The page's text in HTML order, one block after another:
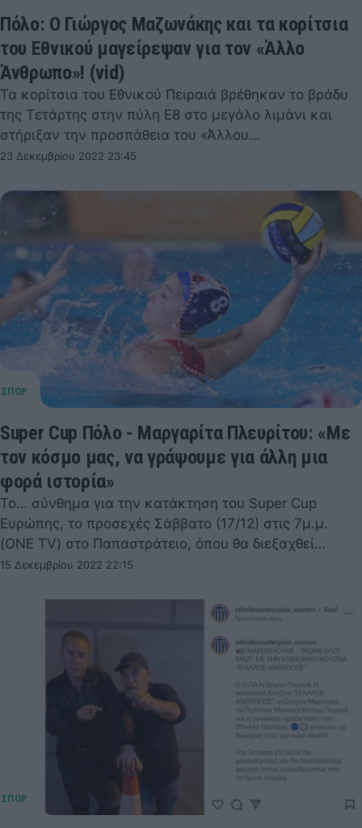
Πόλο: Ο Γιώργος Μαζωνάκης και τα κορίτσια
του Εθνικού μαγείρεψαν για τον «Άλλο
Άνθρωπο»! (vid)
Τα κορίτσια του Εθνικού Πειραιά βρέθηκαν το βράδυ
της Τετάρτης στην πύλη Ε8 στο μεγάλο λιμάνι και
στήριξαν την προσπάθεια του «Άλλου…
23 Δεκεμβρίου 2022 23:45
Super Cup Πόλο - Μαργαρίτα Πλευρίτου: «Με
τον κόσμο μας, να γράψουμε για άλλη μια
φορά ιστορία»
Το… σύνθημα για την κατάκτηση του Super Cup
Ευρώπης, το προσεχές Σάββατο (17/12) στις 7μ.μ.
(ONE TV) στο Παπαστράτειο, όπου θα διεξαχθεί…
15 Δεκεμβρίου 2022 22:15